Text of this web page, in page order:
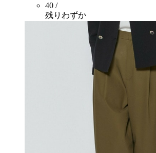
40 /
残りわずか